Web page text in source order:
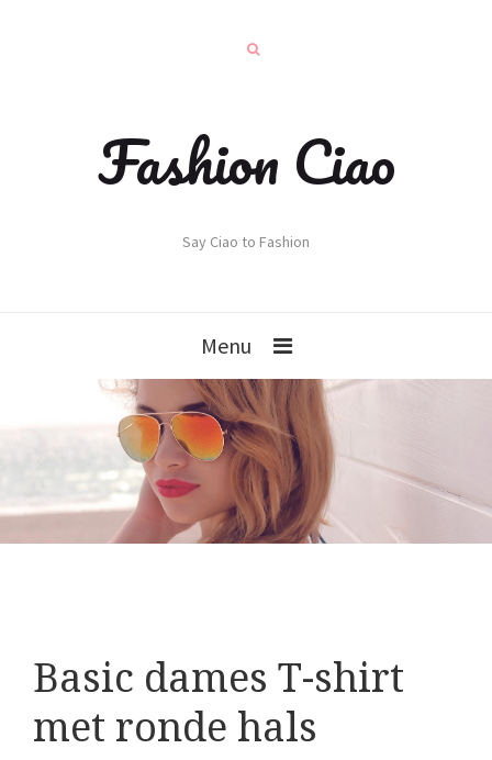
Fashion Ciao
Say Ciao to Fashion
Menu
Basic dames T-shirt
met ronde hals